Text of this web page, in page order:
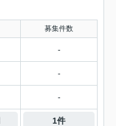
募集件数
-
-
-
1件